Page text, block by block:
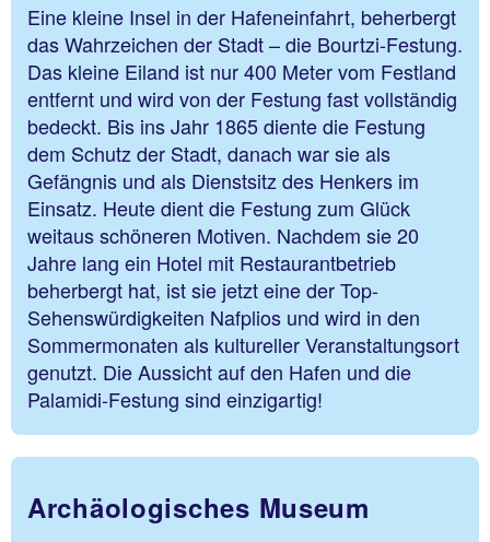
Eine kleine Insel in der Hafeneinfahrt, beherbergt
das Wahrzeichen der Stadt – die Bourtzi-Festung.
Das kleine Eiland ist nur 400 Meter vom Festland
entfernt und wird von der Festung fast vollständig
bedeckt. Bis ins Jahr 1865 diente die Festung
dem Schutz der Stadt, danach war sie als
Gefängnis und als Dienstsitz des Henkers im
Einsatz. Heute dient die Festung zum Glück
weitaus schöneren Motiven. Nachdem sie 20
Jahre lang ein Hotel mit Restaurantbetrieb
beherbergt hat, ist sie jetzt eine der Top-
Sehenswürdigkeiten Nafplios und wird in den
Sommermonaten als kultureller Veranstaltungsort
genutzt. Die Aussicht auf den Hafen und die
Palamidi-Festung sind einzigartig!
Archäologisches Museum